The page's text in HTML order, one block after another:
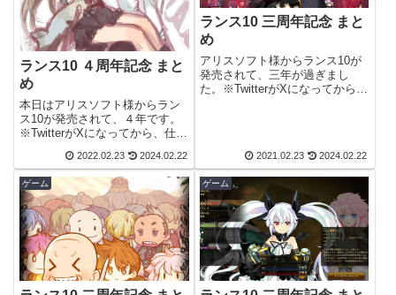
ランス10 ４周年記念 まと
め
本日はアリスソフト様からラン
ス10が発売されて、４年です。
※TwitterがXになってから、仕様
があります。日付のリンクをク
リックすれば、Xに移動してポス
トが表示されることもありま
す。ご了承ください。#ランス１
０...
2022.02.23 2024.02.22
ランス10 三周年記念 まと
め
アリスソフト様からランス10が
発売されて、三年が過ぎまし
た。※TwitterがXになってから、
ます。ご了承ください。今年も
アリ...
2021.02.23 2024.02.22
ゲーム ゲーム